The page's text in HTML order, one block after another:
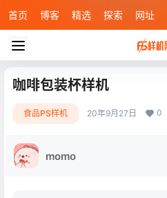
首页 博客 精选 探索 网址
咖啡包装杯样机
食品PS样机 20年9月27日 0
momo